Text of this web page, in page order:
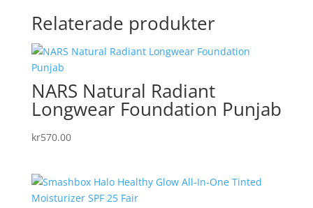
Relaterade produkter
NARS Natural Radiant
Longwear Foundation Punjab
kr570.00